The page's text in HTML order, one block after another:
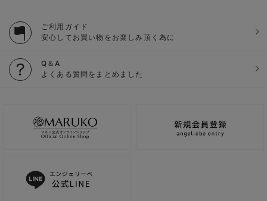
ご利用ガイド
安心してお買い物をお楽しみ頂く為に
Q＆A
よくある質問をまとめました